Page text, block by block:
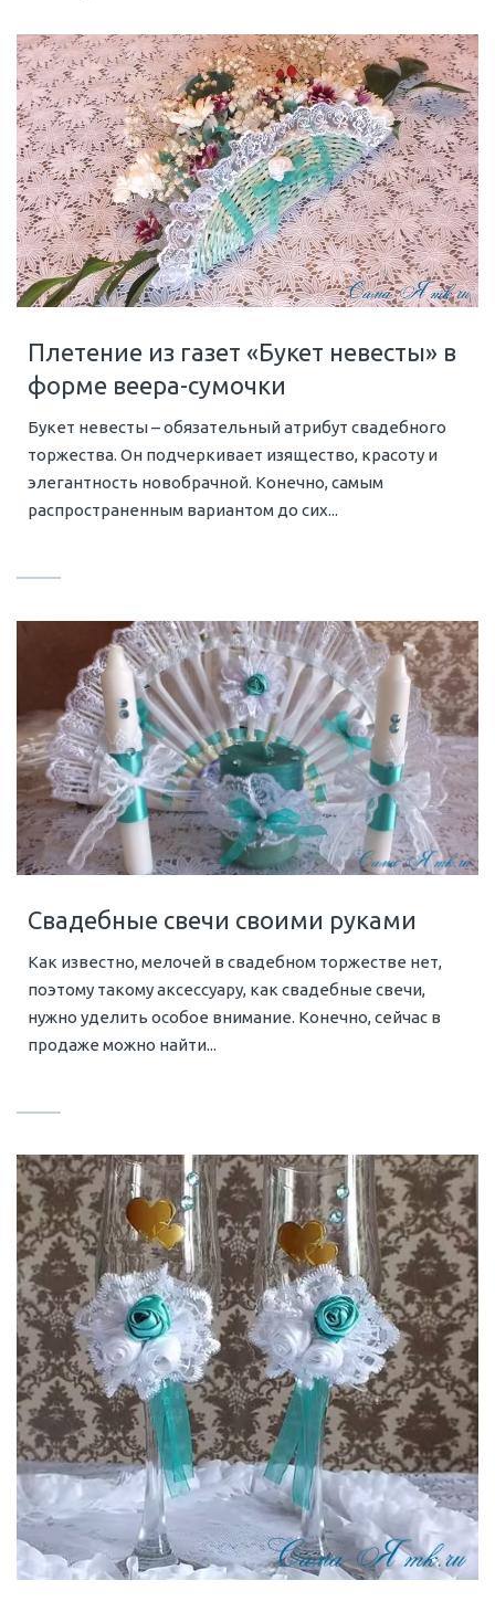
Плетение из газет «Букет невесты» в
форме веера-сумочки
Букет невесты – обязательный атрибут свадебного
торжества. Он подчеркивает изящество, красоту и
элегантность новобрачной. Конечно, самым
распространенным вариантом до сих...
Свадебные свечи своими руками
Как известно, мелочей в свадебном торжестве нет,
поэтому такому аксессуару, как свадебные свечи,
нужно уделить особое внимание. Конечно, сейчас в
продаже можно найти...